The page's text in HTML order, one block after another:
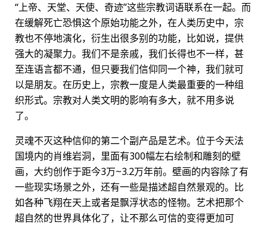
“上帝、天堂、天使、奇迹”这些宗教词语联系在一起。而
在缓解死亡恐惧这个原始功能之外，在人类历史中，宗
教也不停地演化，衍生出很多别的功能，比如说，提供
强大的凝聚力。我们不是亲戚，我们长得也不一样，甚
至连语言都不通，但只要我们信仰同一个神，我们就可
以是朋友。在历史上，宗教一度是人类最重要的一种组
织形式。宗教对人类文明的影响有多大，就不用多说
了。
灵魂不灭这种信仰的第二个副产品是艺术。位于今天法
国境内的肖维岩洞，里面有300幅左右绘制和雕刻的壁
画，大约创作于距今3万~3.2万年前。壁画的内容除了有
一些现实场景之外，还有一些是描述超自然景观的。比
如各种飞翔在天上或者是飘浮状态的怪物。艺术把那个
超自然的世界具体化了，让不那么可信的变得更加可